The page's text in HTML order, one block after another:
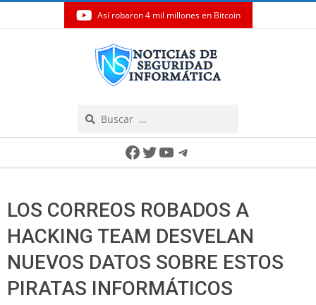
Así robaron 4 mil millones en Bitcoin
Facebook
Twitter
YouTube
Telegram
LOS CORREOS ROBADOS A
HACKING TEAM DESVELAN
NUEVOS DATOS SOBRE ESTOS
PIRATAS INFORMÁTICOS